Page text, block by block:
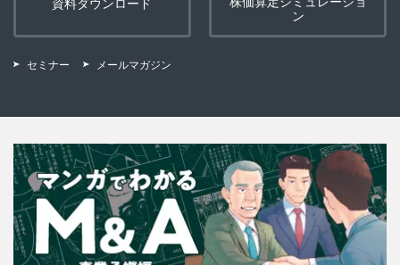
ン
セミナー メールマガジン